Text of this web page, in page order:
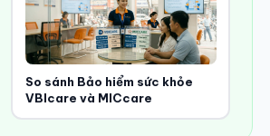
So sánh Bảo hiểm sức khỏe
VBIcare và MICcare